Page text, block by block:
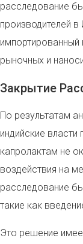
расследование
производителей
рыночных и
Закрытие
По результатам
индийские
капролактам не
воздействия на
расследование
такие как
Это решение